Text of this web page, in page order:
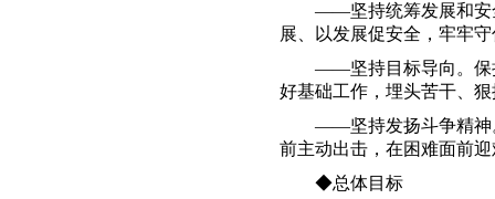
——坚持统筹发展和安全
展、以发展促安全，牢牢
——坚持目标导向。保持
好基础工作，埋头苦干、
——坚持发扬斗争精神。
前主动出击，在困难面前
◆总体目标